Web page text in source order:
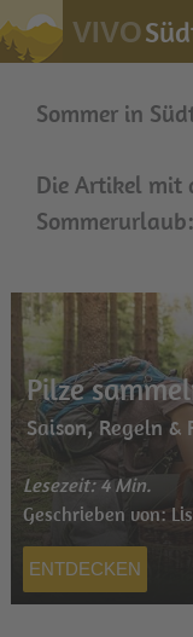
VIVO
Sommer in
Die Artikel mit
Sommerurlaub:
Pilze
Saison, Regeln &
Lesezeit: 4 Min.
Geschrieben von:
ENTDECKEN